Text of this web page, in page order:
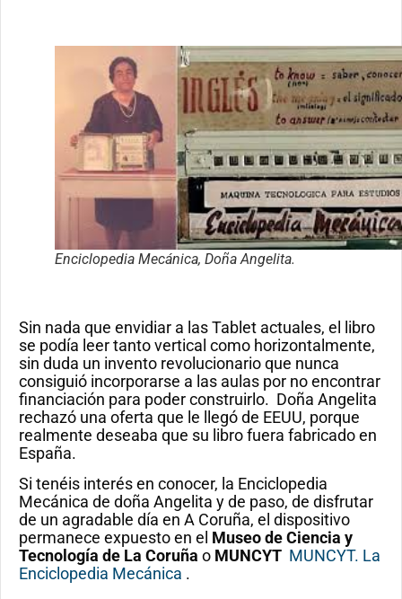
Enciclopedia Mecánica, Doña Angelita.
Sin nada que envidiar a las Tablet actuales, el libro
se podía leer tanto vertical como horizontalmente,
sin duda un invento revolucionario que nunca
consiguió incorporarse a las aulas por no encontrar
financiación para poder construirlo. Doña Angelita
rechazó una oferta que le llegó de EEUU, porque
realmente deseaba que su libro fuera fabricado en
España.
Si tenéis interés en conocer, la Enciclopedia
Mecánica de doña Angelita y de paso, de disfrutar
de un agradable día en A Coruña, el dispositivo
permanece expuesto en el Museo de Ciencia y
Tecnología de La Coruña o MUNCYT MUNCYT. La
Enciclopedia Mecánica .